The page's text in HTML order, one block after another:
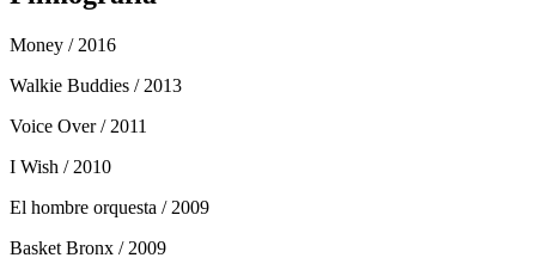
Money / 2016
Walkie Buddies / 2013
Voice Over / 2011
I Wish / 2010
El hombre orquesta / 2009
Basket Bronx / 2009